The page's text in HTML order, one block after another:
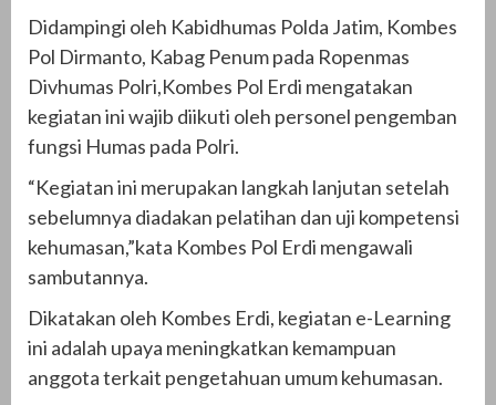
Didampingi oleh Kabidhumas Polda Jatim, Kombes
Pol Dirmanto, Kabag Penum pada Ropenmas
Divhumas Polri,Kombes Pol Erdi mengatakan
kegiatan ini wajib diikuti oleh personel pengemban
fungsi Humas pada Polri.
“Kegiatan ini merupakan langkah lanjutan setelah
sebelumnya diadakan pelatihan dan uji kompetensi
kehumasan,”kata Kombes Pol Erdi mengawali
sambutannya.
Dikatakan oleh Kombes Erdi, kegiatan e-Learning
ini adalah upaya meningkatkan kemampuan
anggota terkait pengetahuan umum kehumasan.